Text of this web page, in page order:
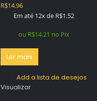
0out of 5
R$14.96
Em até 12x de R$1.52
ou R$14.21 no Pix
Ler mais
Add a lista de desejos
Visualizar